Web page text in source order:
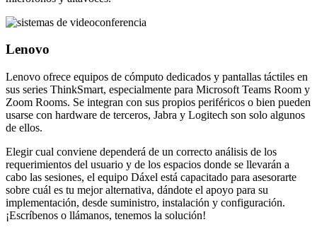
Lenovo
Lenovo ofrece equipos de cómputo dedicados y pantallas táctiles en
sus series ThinkSmart, especialmente para Microsoft Teams Room y
Zoom Rooms. Se integran con sus propios periféricos o bien pueden
usarse con hardware de terceros, Jabra y Logitech son solo algunos
de ellos.
Elegir cual conviene dependerá de un correcto análisis de los
requerimientos del usuario y de los espacios donde se llevarán a
cabo las sesiones, el equipo Dáxel está capacitado para asesorarte
sobre cuál es tu mejor alternativa, dándote el apoyo para su
implementación, desde suministro, instalación y configuración.
¡Escríbenos o llámanos, tenemos la solución!